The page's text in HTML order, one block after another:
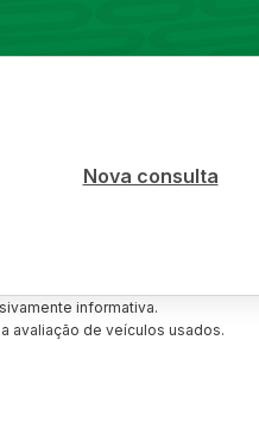
Nova consulta
informativa.
avaliação de veículos usados.